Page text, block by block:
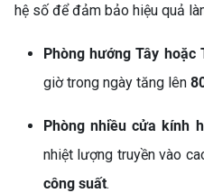
hệ số để đảm bảo hiệu quả
Phòng hướng Tây hoặc
giờ trong ngày tăng lên
Phòng nhiều cửa kính
nhiệt lượng truyền vào
công suất.